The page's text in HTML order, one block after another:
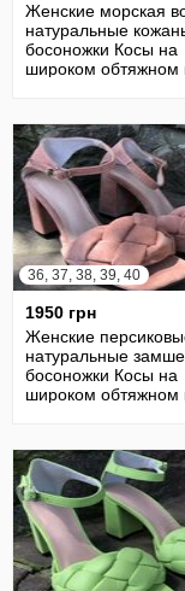
Женские морская
натуральные
босоножки Косы на
широком обтяжном
36, 37, 38, 39, 40
1950 грн
Женские
натуральные
босоножки Косы на
широком обтяжном